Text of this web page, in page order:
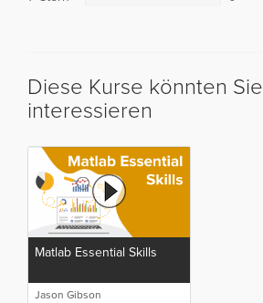
Diese Kurse könnten Sie
interessieren
Matlab Essential Skills
Jason Gibson